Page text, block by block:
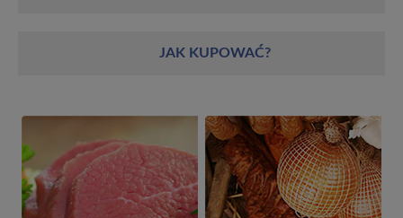
JAK KUPOWAĆ?